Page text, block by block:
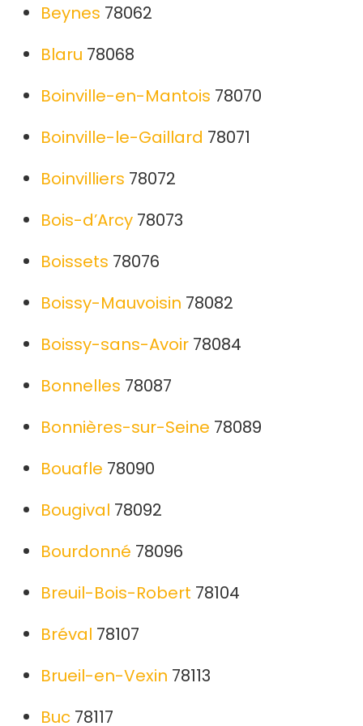
Beynes 78062
Blaru 78068
Boinville-en-Mantois 78070
Boinville-le-Gaillard 78071
Boinvilliers 78072
Bois-d’Arcy 78073
Boissets 78076
Boissy-Mauvoisin 78082
Boissy-sans-Avoir 78084
Bonnelles 78087
Bonnières-sur-Seine 78089
Bouafle 78090
Bougival 78092
Bourdonné 78096
Breuil-Bois-Robert 78104
Bréval 78107
Brueil-en-Vexin 78113
Buc 78117